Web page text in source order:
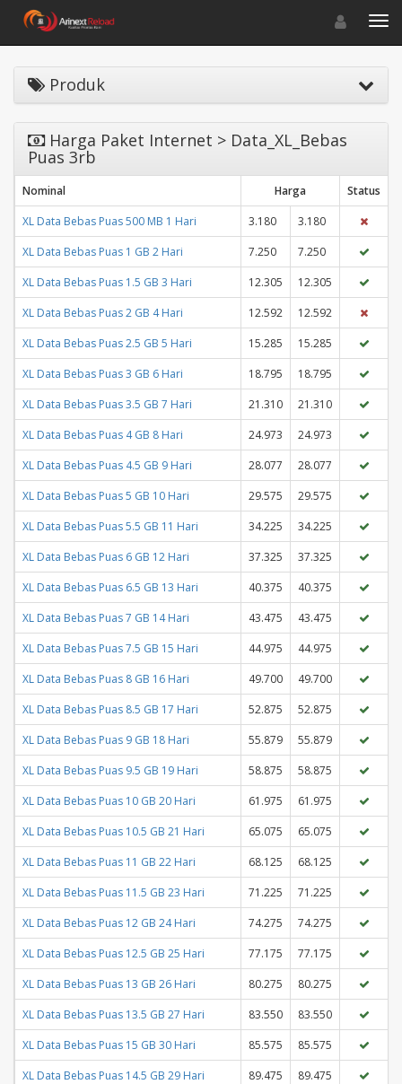
Toggle
Produk
Harga Paket Internet > Data_XL_Bebas
Puas 3rb
Nominal Harga
Status
XL Data Bebas Puas 500 MB 1 Hari
3.180
3.180
XL Data Bebas Puas 1 GB 2 Hari
7.250
7.250
XL Data Bebas Puas 1.5 GB 3 Hari
12.305
12.305
XL Data Bebas Puas 2 GB 4 Hari
12.592
12.592
XL Data Bebas Puas 2.5 GB 5 Hari
15.285
15.285
XL Data Bebas Puas 3 GB 6 Hari
18.795
18.795
XL Data Bebas Puas 3.5 GB 7 Hari
21.310
21.310
XL Data Bebas Puas 4 GB 8 Hari
24.973
24.973
XL Data Bebas Puas 4.5 GB 9 Hari
28.077
28.077
XL Data Bebas Puas 5 GB 10 Hari
29.575
29.575
XL Data Bebas Puas 5.5 GB 11 Hari
34.225
34.225
XL Data Bebas Puas 6 GB 12 Hari
37.325
37.325
XL Data Bebas Puas 6.5 GB 13 Hari
40.375
40.375
XL Data Bebas Puas 7 GB 14 Hari
43.475
43.475
XL Data Bebas Puas 7.5 GB 15 Hari
44.975
44.975
XL Data Bebas Puas 8 GB 16 Hari
49.700
49.700
XL Data Bebas Puas 8.5 GB 17 Hari
52.875
52.875
XL Data Bebas Puas 9 GB 18 Hari
55.879
55.879
XL Data Bebas Puas 9.5 GB 19 Hari
58.875
58.875
XL Data Bebas Puas 10 GB 20 Hari
61.975
61.975
XL Data Bebas Puas 10.5 GB 21 Hari
65.075
65.075
XL Data Bebas Puas 11 GB 22 Hari
68.125
68.125
XL Data Bebas Puas 11.5 GB 23 Hari
71.225
71.225
XL Data Bebas Puas 12 GB 24 Hari
74.275
74.275
XL Data Bebas Puas 12.5 GB 25 Hari
77.175
77.175
XL Data Bebas Puas 13 GB 26 Hari
80.275
80.275
XL Data Bebas Puas 13.5 GB 27 Hari
83.550
83.550
XL Data Bebas Puas 15 GB 30 Hari
85.575
85.575
XL Data Bebas Puas 14.5 GB 29 Hari
89.475
89.475